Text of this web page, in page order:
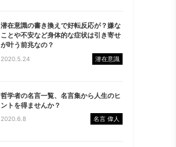
潜在意識の書き換えで好転反応が？嫌な
ことや不安など身体的な症状は引き寄せ
が叶う前兆なの？
2020.5.24 潜在意識
哲学者の名言一覧、名言集から人生のヒ
ントを得ませんか？
2020.6.8 名言 偉人